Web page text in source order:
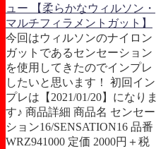
ュー 【柔らかなウィルソン・
マルチフィラメントガット】
今回はウィルソンのナイロン
ガットであるセンセーション
を使用してきたのでインプレ
したいと思います！ 初回イン
プレは【2021/01/20】になりま
す♪ 商品詳細 商品名 センセー
ション16/SENSATION16 品番
WRZ941000 定価 2000円＋税